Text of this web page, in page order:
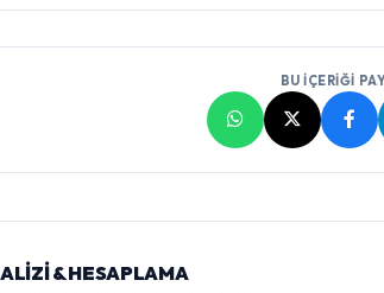
BU İÇERİĞİ
& HESAPLAMA